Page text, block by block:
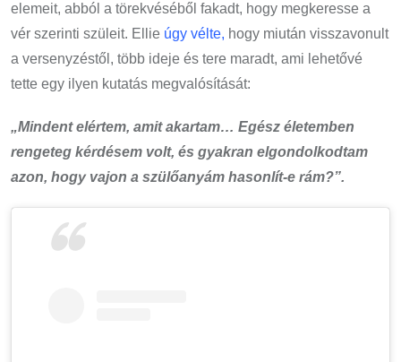
elemeit, abból a törekvéséből fakadt, hogy megkeresse a
vér szerinti szüleit. Ellie úgy vélte, hogy miután visszavonult
a versenyzéstől, több ideje és tere maradt, ami lehetővé
tette egy ilyen kutatás megvalósítását:
„Mindent elértem, amit akartam… Egész életemben
rengeteg kérdésem volt, és gyakran elgondolkodtam
azon, hogy vajon a szülőanyám hasonlít-e rám?”.